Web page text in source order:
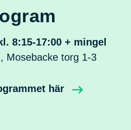
8:15-17:00 + mingel
Mosebacke torg 1-3
här